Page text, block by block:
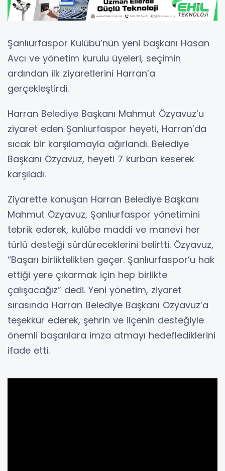
Şanlıurfaspor Kulübü’nün yeni başkanı Hasan
Avcı ve yönetim kurulu üyeleri, seçimin
ardından ilk ziyaretlerini Harran’a
gerçekleştirdi.
Harran Belediye Başkanı Mahmut Özyavuz’u
ziyaret eden Şanlıurfaspor heyeti, Harran’da
sıcak bir karşılamayla ağırlandı. Belediye
Başkanı Özyavuz, heyeti 7 kurban keserek
karşıladı.
Ziyarette konuşan Harran Belediye Başkanı
Mahmut Özyavuz, Şanlıurfaspor yönetimini
tebrik ederek, kulübe maddi ve manevi her
türlü desteği sürdüreceklerini belirtti. Özyavuz,
“Başarı birliktelikten geçer. Şanlıurfaspor’u hak
ettiği yere çıkarmak için hep birlikte
çalışacağız” dedi. Yeni yönetim, ziyaret
sırasında Harran Belediye Başkanı Özyavuz’a
teşekkür ederek, şehrin ve ilçenin desteğiyle
önemli başarılara imza atmayı hedeflediklerini
ifade etti.